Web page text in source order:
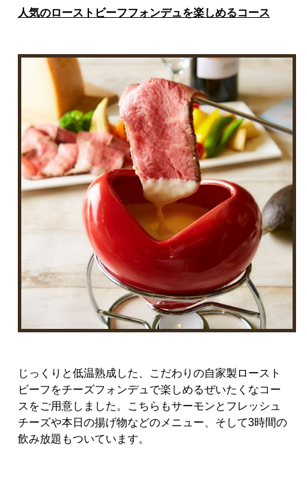
人気のローストビーフフォンデュを楽しめるコース
じっくりと低温熟成した、こだわりの自家製ロースト
ビーフをチーズフォンデュで楽しめるぜいたくなコー
スをご用意しました。こちらもサーモンとフレッシュ
チーズや本日の揚げ物などのメニュー、そして3時間の
飲み放題もついています。